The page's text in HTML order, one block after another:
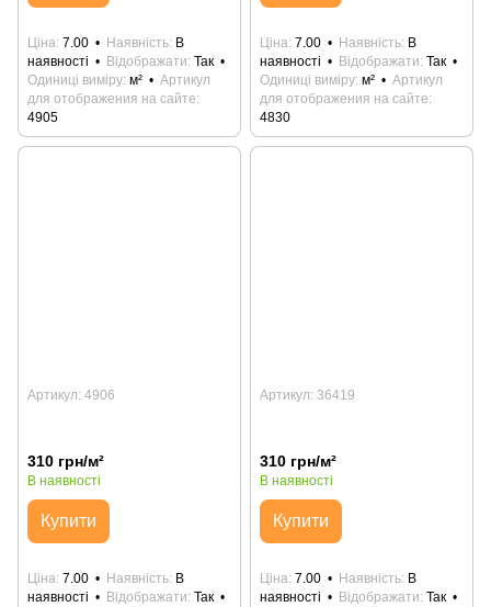
Ціна 7.00 Наявність В
наявності
Відображати Так
Одиниці виміру м²
Артикул
для отображения на сайте
4905
Ціна 7.00 Наявність В
наявності
Відображати Так
Одиниці виміру м²
Артикул
для отображения на сайте
4830
Артикул: 4906
310 грн/м²
В наявності
Купити
Ціна 7.00 Наявність В
наявності
Відображати Так
Артикул: 36419
310 грн/м²
В наявності
Купити
Ціна 7.00 Наявність В
наявності
Відображати Так